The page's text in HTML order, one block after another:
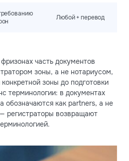
Любой + перевод
часть документов
зоны, а не нотариусом,
зоны до подготовки
терминологии: в документах
обозначаются как partners, а не
регистраторы возвращают